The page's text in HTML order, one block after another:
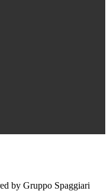
by Gruppo Spaggiari